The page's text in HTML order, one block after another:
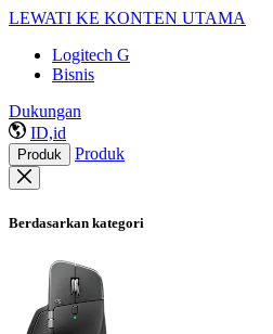
LEWATI KE KONTEN UTAMA
Logitech G
Bisnis
Dukungan
ID,id
Produk Produk
Berdasarkan kategori